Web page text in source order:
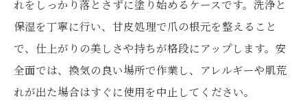
れをしっかり落とさずに塗り始めるケースです。洗浄と
保湿を丁寧に行い、甘皮処理で爪の根元を整えること
で、仕上がりの美しさや持ちが格段にアップします。安
全面では、換気の良い場所で作業し、アレルギーや肌荒
れが出た場合はすぐに使用を中止してください。